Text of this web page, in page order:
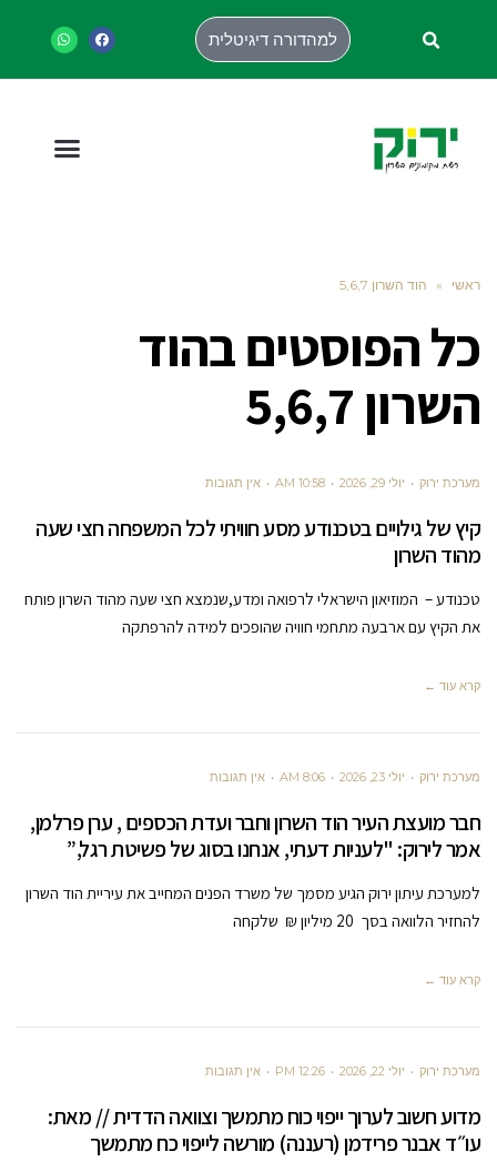
למהדורה דיגיטלית
ראשי » הוד השרון 5,6,7
כל הפוסטים בהוד
השרון 5,6,7
מערכת ירוק יולי 29, 2026 10:58 AM אין תגובות
קיץ של גילויים בטכנודע מסע חוויתי לכל המשפחה חצי שעה
מהוד השרון
טכנודע – המוזיאון הישראלי לרפואה ומדע,שנמצא חצי שעה מהוד השרון פותח
את הקיץ עם ארבעה מתחמי חוויה שהופכים למידה להרפתקה
קרא עוד ←
מערכת ירוק יולי 23, 2026 8:06 AM אין תגובות
חבר מועצת העיר הוד השרון וחבר ועדת הכספים , ערן פרלמן,
אמר לירוק: "לעניות דעתי, אנחנו בסוג של פשיטת רגל,”
למערכת עיתון ירוק הגיע מסמך של משרד הפנים המחייב את עיריית הוד השרון
להחזיר הלוואה בסך 20 מיליון ₪ שלקחה
קרא עוד ←
מערכת ירוק יולי 22, 2026 12:26 PM אין תגובות
מדוע חשוב לערוך ייפוי כוח מתמשך וצוואה הדדית // מאת:
עו״ד אבנר פרידמן (רעננה) מורשה לייפוי כח מתמשך